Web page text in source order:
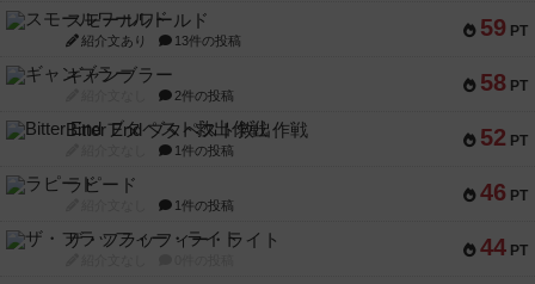
59 PT
スモールワールド
紹介文あり 13件の投稿
58 PT
ギャンブラー
2件の投稿
52 PT
Bitter End ブタペスト救出作戦
1件の投稿
46 PT
ラピード
1件の投稿
44 PT
ザ・フラッフィー・ライト